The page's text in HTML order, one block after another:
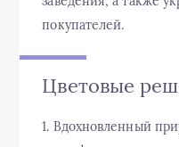
покупателей.
Цветовые
1. Вдохновленный